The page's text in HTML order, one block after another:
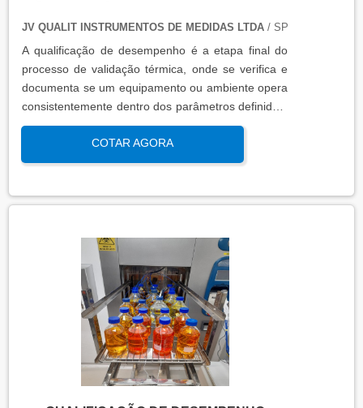
JV QUALIT INSTRUMENTOS DE MEDIDAS LTDA/ SP
A qualificação de desempenho é a etapa final do
processo de validação térmica, onde se verifica e
documenta se um equipamento ou ambiente opera
consistentemente dentro dos parâmetros definidos,
sob condições reais de uso. Esta qualificação
assegura que os processos atendem aos requisitos
regulatórios e de qualidade, garantindo segurança
COTAR AGORA